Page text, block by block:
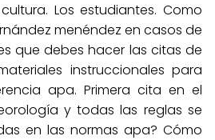
Los estudiantes. Como
menéndez en casos de
que debes hacer las citas de
instruccionales para
apa. Primera cita en el
y todas las reglas se
en las normas apa? Cómo